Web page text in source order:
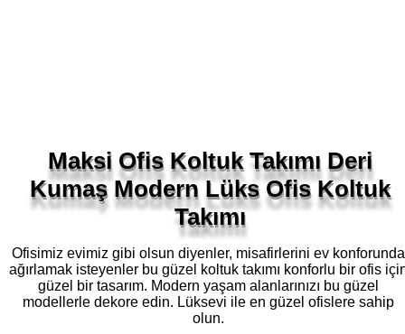
Maksi Ofis Koltuk Takımı Deri
Kumaş Modern Lüks Ofis Koltuk
Takımı
Ofisimiz evimiz gibi olsun diyenler, misafirlerini ev konforunda
ağırlamak isteyenler bu güzel koltuk takımı konforlu bir ofis
güzel bir tasarım. Modern yaşam alanlarınızı bu güzel
modellerle dekore edin. Lüksevi ile en güzel ofislere sahip
olun.